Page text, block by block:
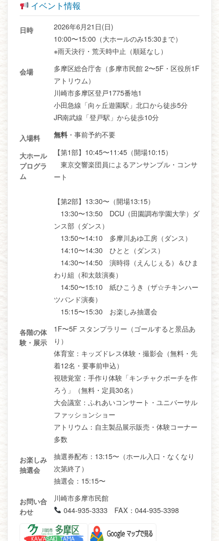
イベント情報
日時
2026年6月21日(日)
10:00〜15:00（大ホールのみ15:30まで）
※雨天決行・荒天時中止（順延なし）
会場
多摩区総合庁舎（多摩市民館 2〜5F・区役所1F
アトリウム）
川崎市多摩区登戸1775番地1
小田急線「向ヶ丘遊園駅」北口から徒歩5分
JR南武線「登戸駅」から徒歩10分
入場料 無料・事前予約不要
大ホール
プログラ
ム
【第1部】10:45〜11:45（開場10:15）
東京交響楽団員によるアンサンブル・コンサ
ート
【第2部】13:30〜（開場13:15）
13:30〜13:50 DCU（田園調布学園大学）ダ
ンス部（ダンス）
13:50〜14:10 多摩川あゆ工房（ダンス）
14:10〜14:30 ひとと（ダンス）
14:30〜14:50 演時得（えんじぇる）＆ひま
わり組（和太鼓演奏）
14:50〜15:10 紙ひこうき（ザ☆チキンハー
ツバンド演奏）
15:15〜15:30 お楽しみ抽選会
各階の体
験・展示
1F〜5F スタンプラリー（ゴールすると景品あ
り）
体育室：キッズドレス体験・撮影会（無料・先
着12名・要事前申込）
視聴覚室：手作り体験「キンチャクポーチを作
ろう」（無料・定員30名）
大会議室：ふれあいコンサート・ユニバーサル
ファッションショー
アトリウム：自主製品展示販売・体験コーナー
多数
お楽しみ
抽選会
抽選券配布：13:15〜（ホール入口・なくなり
次第終了）
抽選会：15:15〜
お問い合
わせ
川崎市多摩市民館
044-935-3333 FAX：044-935-3398